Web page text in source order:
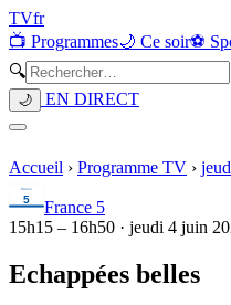
TVfr
📺 Programmes🌙 Ce soir⚽
🔍
🌙 EN DIRECT
Accueil › Programme TV ›
France 5
15h15 – 16h50 · jeudi 4 juin
Echappées belles